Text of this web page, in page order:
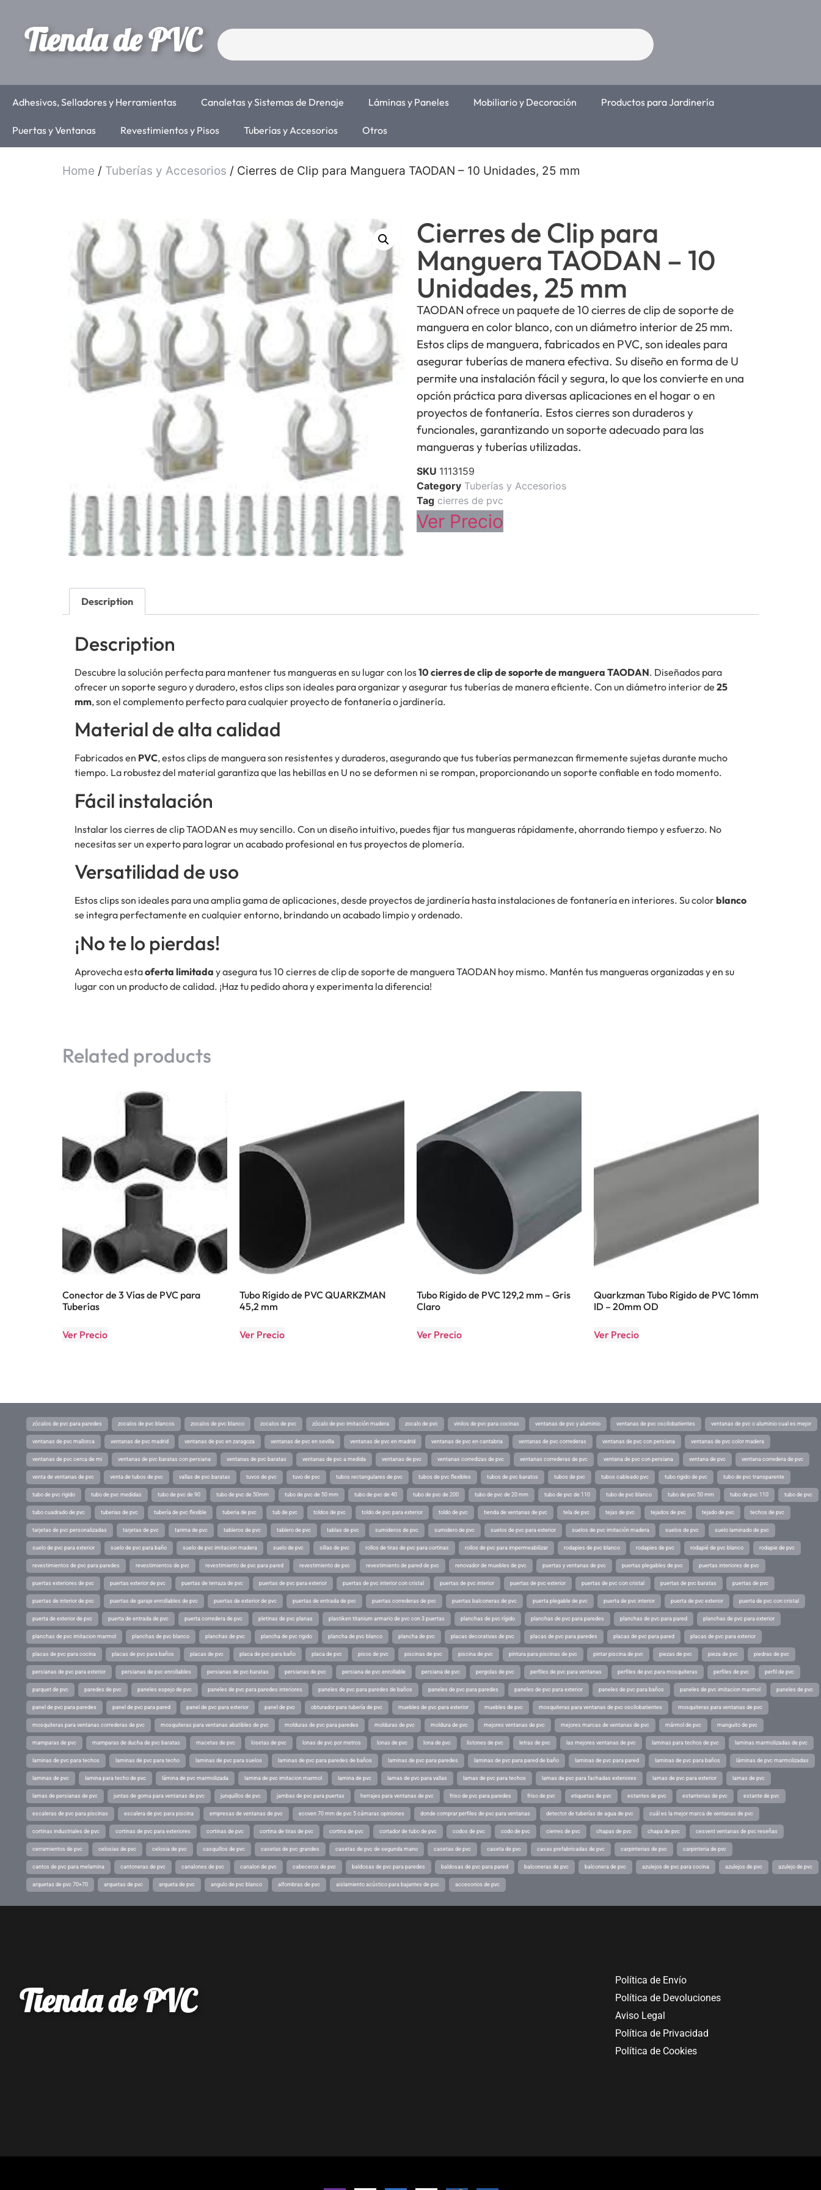
Tienda de PVC
Adhesivos, Selladores y Herramientas Canaletas y Sistemas de Drenaje Láminas y Paneles Mobiliario y Decoración Productos para Jardinería
Puertas y Ventanas Revestimientos y Pisos Tuberías y Accesorios Otros
Home / Tuberías y Accesorios / Cierres de Clip para Manguera TAODAN – 10 Unidades, 25 mm
Cierres de Clip para
Manguera TAODAN – 10
Unidades, 25 mm
TAODAN ofrece un paquete de 10 cierres de clip de soporte de
manguera en color blanco, con un diámetro interior de 25 mm.
Estos clips de manguera, fabricados en PVC, son ideales para
asegurar tuberías de manera efectiva. Su diseño en forma de U
permite una instalación fácil y segura, lo que los convierte en una
opción práctica para diversas aplicaciones en el hogar o en
proyectos de fontanería. Estos cierres son duraderos y
funcionales, garantizando un soporte adecuado para las
mangueras y tuberías utilizadas.
SKU 1113159
Category Tuberías y Accesorios
Tag cierres de pvc
Ver Precio
Description
Description
Descubre la solución perfecta para mantener tus mangueras en su lugar con los10 cierres de clip de soporte de manguera TAODAN. Diseñados para
ofrecer un soporte seguro y duradero, estos clips son ideales para organizar y asegurar tus tuberías de manera eficiente. Con un diámetro interior de 25
mm, son el complemento perfecto para cualquier proyecto de fontanería o jardinería.
Material de alta calidad
Fabricados en PVC, estos clips de manguera son resistentes y duraderos, asegurando que tus tuberías permanezcan firmemente sujetas durante mucho
tiempo. La robustez del material garantiza que las hebillas en U no se deformen ni se rompan, proporcionando un soporte confiable en todo momento.
Fácil instalación
Instalar los cierres de clip TAODAN es muy sencillo. Con un diseño intuitivo, puedes fijar tus mangueras rápidamente, ahorrando tiempo y esfuerzo. No
necesitas ser un experto para lograr un acabado profesional en tus proyectos de plomería.
Versatilidad de uso
Estos clips son ideales para una amplia gama de aplicaciones, desde proyectos de jardinería hasta instalaciones de fontanería en interiores. Su colorblanco
se integra perfectamente en cualquier entorno, brindando un acabado limpio y ordenado.
¡No te lo pierdas!
Aprovecha estaoferta limitada y asegura tus 10 cierres de clip de soporte de manguera TAODAN hoy mismo. Mantén tus mangueras organizadas y en su
lugar con un producto de calidad. ¡Haz tu pedido ahora y experimenta la diferencia!
Related products
Conector de 3 Vías de PVC para
Tuberías
Ver Precio
Tubo Rígido de PVC QUARKZMAN
45,2 mm
Ver Precio
Tubo Rígido de PVC 129,2 mm – Gris
Claro
Ver Precio
Quarkzman Tubo Rígido de PVC 16mm
ID – 20mm OD
Ver Precio
zócalos de pvc para paredes zocalos de pvc blancos zocalos de pvc blanco zocalos de pvc zócalo de pvc imitación madera zocalo de pvc vinilos de pvc para cocinas ventanas de pvc y aluminio ventanas de pvc oscilobatientes ventanas de pvc o aluminio cual es mejor
ventanas de pvc mallorca ventanas de pvc madrid ventanas de pvc en zaragoza ventanas de pvc en sevilla ventanas de pvc en madrid ventanas de pvc en cantabria ventanas de pvc correderas ventanas de pvc con persiana ventanas de pvc color madera
ventanas de pvc cerca de mi ventanas de pvc baratas con persiana ventanas de pvc baratas ventanas de pvc a medida ventanas de pvc ventanas corredizas de pvc ventanas correderas de pvc ventana de pvc con persiana ventana de pvc ventana corredera de pvc
venta de ventanas de pvc venta de tubos de pvc vallas de pvc baratas tuvos de pvc tuvo de pvc tubos rectangulares de pvc tubos de pvc flexibles tubos de pvc baratos tubos de pvc tubos cableado pvc tubo rigido de pvc tubo de pvc transparente
tubo de pvc rigido tubo de pvc medidas tubo de pvc de 90 tubo de pvc de 50mm tubo de pvc de 50 mm tubo de pvc de 40 tubo de pvc de 200 tubo de pvc de 20 mm tubo de pvc de 110 tubo de pvc blanco tubo de pvc 50 mm tubo de pvc 110 tubo de pvc
tubo cuadrado de pvc tuberias de pvc tubería de pvc flexible tuberia de pvc tub de pvc toldos de pvc toldo de pvc para exterior toldo de pvc tienda de ventanas de pvc tela de pvc tejas de pvc tejados de pvc tejado de pvc techos de pvc
tarjetas de pvc personalizadas tarjetas de pvc tarima de pvc tableros de pvc tablero de pvc tablas de pvc sumideros de pvc sumidero de pvc suelos de pvc para exterior suelos de pvc imitación madera suelos de pvc suelo laminado de pvc
suelo de pvc para exterior suelo de pvc para baño suelo de pvc imitacion madera suelo de pvc sillas de pvc rollos de tiras de pvc para cortinas rollos de pvc para impermeabilizar rodapies de pvc blanco rodapies de pvc rodapié de pvc blanco rodapie de pvc
revestimientos de pvc para paredes revestimientos de pvc revestimiento de pvc para pared revestimiento de pvc revestimiento de pared de pvc renovador de muebles de pvc puertas y ventanas de pvc puertas plegables de pvc puertas interiores de pvc
puertas exteriores de pvc puertas exterior de pvc puertas de terraza de pvc puertas de pvc para exterior puertas de pvc interior con cristal puertas de pvc interior puertas de pvc exterior puertas de pvc con cristal puertas de pvc baratas puertas de pvc
puertas de interior de pvc puertas de garaje enrollables de pvc puertas de exterior de pvc puertas de entrada de pvc puertas correderas de pvc puertas balconeras de pvc puerta plegable de pvc puerta de pvc interior puerta de pvc exterior puerta de pvc con cristal
puerta de exterior de pvc puerta de entrada de pvc puerta corredera de pvc pletinas de pvc planas plastiken titanium armario de pvc con 3 puertas planchas de pvc rígido planchas de pvc para paredes planchas de pvc para pared planchas de pvc para exterior
planchas de pvc imitacion marmol planchas de pvc blanco planchas de pvc plancha de pvc rigido plancha de pvc blanco plancha de pvc placas decorativas de pvc placas de pvc para paredes placas de pvc para pared placas de pvc para exterior
placas de pvc para cocina placas de pvc para baños placas de pvc placa de pvc para baño placa de pvc pisos de pvc piscinas de pvc piscina de pvc pintura para piscinas de pvc pintar piscina de pvc piezas de pvc pieza de pvc piedras de pvc
persianas de pvc para exterior persianas de pvc enrollables persianas de pvc baratas persianas de pvc persiana de pvc enrollable persiana de pvc pergolas de pvc perfiles de pvc para ventanas perfiles de pvc para mosquiteras perfiles de pvc perfil de pvc
parquet de pvc paredes de pvc paneles espejo de pvc paneles de pvc para paredes interiores paneles de pvc para paredes de baños paneles de pvc para paredes paneles de pvc para exterior paneles de pvc para baños paneles de pvc imitacion marmol paneles de pvc
panel de pvc para paredes panel de pvc para pared panel de pvc para exterior panel de pvc obturador para tubería de pvc muebles de pvc para exterior muebles de pvc mosquiteras para ventanas de pvc oscilobatientes mosquiteras para ventanas de pvc
mosquiteras para ventanas correderas de pvc mosquiteras para ventanas abatibles de pvc molduras de pvc para paredes molduras de pvc moldura de pvc mejores ventanas de pvc mejores marcas de ventanas de pvc mármol de pvc manguito de pvc
mamparas de pvc mamparas de ducha de pvc baratas macetas de pvc losetas de pvc lonas de pvc por metros lonas de pvc lona de pvc listones de pvc letras de pvc las mejores ventanas de pvc laminas para techos de pvc laminas marmolizadas de pvc
laminas de pvc para techos laminas de pvc para techo laminas de pvc para suelos laminas de pvc para paredes de baños laminas de pvc para paredes laminas de pvc para pared de baño laminas de pvc para pared laminas de pvc para baños láminas de pvc marmolizadas
laminas de pvc lamina para techo de pvc lámina de pvc marmolizada lamina de pvc imitacion marmol lamina de pvc lamas de pvc para vallas lamas de pvc para techos lamas de pvc para fachadas exteriores lamas de pvc para exterior lamas de pvc
lamas de persianas de pvc juntas de goma para ventanas de pvc junquillos de pvc jambas de pvc para puertas herrajes para ventanas de pvc friso de pvc para paredes friso de pvc etiquetas de pvc estantes de pvc estanterias de pvc estante de pvc
escaleras de pvc para piscinas escalera de pvc para piscina empresas de ventanas de pvc ecoven 70 mm de pvc 5 cámaras opiniones donde comprar perfiles de pvc para ventanas detector de tuberías de agua de pvc cuál es la mejor marca de ventanas de pvc
cortinas industriales de pvc cortinas de pvc para exteriores cortinas de pvc cortina de tiras de pvc cortina de pvc cortador de tubo de pvc codos de pvc codo de pvc cierres de pvc chapas de pvc chapa de pvc cesvent ventanas de pvc reseñas
cerramientos de pvc celosias de pvc celosia de pvc casquillos de pvc casetas de pvc grandes casetas de pvc de segunda mano casetas de pvc caseta de pvc casas prefabricadas de pvc carpinterias de pvc carpinteria de pvc
cantos de pvc para melamina cantoneras de pvc canalones de pvc canalon de pvc cabeceros de pvc baldosas de pvc para paredes baldosas de pvc para pared balconeras de pvc balconera de pvc azulejos de pvc para cocina azulejos de pvc azulejo de pvc
arquetas de pvc 70×70 arquetas de pvc arqueta de pvc angulo de pvc blanco alfombras de pvc aislamiento acústico para bajantes de pvc accesorios de pvc
Tienda de PVC
Política de Envío
Política de Devoluciones
Aviso Legal
Política de Privacidad
Política de Cookies